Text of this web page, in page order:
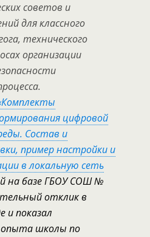
советов и
для классного
технического
организации
цифровой
Состав и
пример настройки и
в локальную сеть
на базе ГБОУ СОШ №
отклик в
и показал
опыта школы по